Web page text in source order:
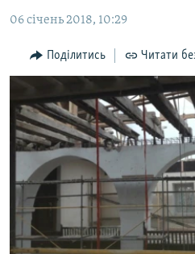
основної
Перейти
до
БЛОГИ
ПОГЛЯД
ІНТЕРВ'Ю
ВСЕ ЗА ДЕНЬ
СПЕЦПРОЕКТИ
ДЕПОРТАЦІЯ
ВІДЕОУРОКИ «ELIFBE»
СВІДЧЕННЯ ОКУПАЦІЇ
ЯК ОБІЙТИ БЛОКУВАННЯ
Русский
Qırımtatar
06 січень 2018, 10:29
Поділитись Читати